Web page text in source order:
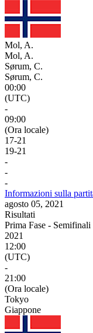
Mol, A.
Mol, A.
Sørum, C.
Sørum, C.
00:00
(UTC)
-
09:00
(Ora locale)
17-21
19-21
-
-
-
Informazioni sulla
agosto 05, 2021
Risultati
Prima Fase -
2021
12:00
(UTC)
-
21:00
(Ora locale)
Tokyo
Giappone